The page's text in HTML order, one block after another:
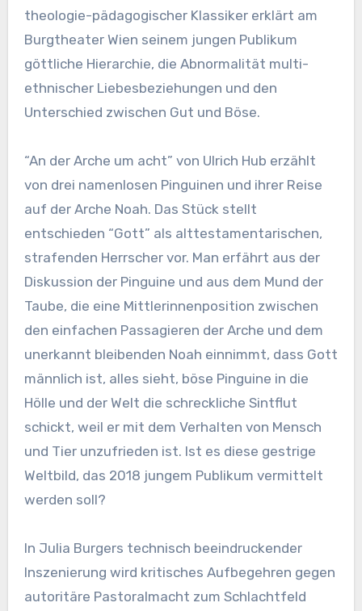
theologie-pädagogischer Klassiker erklärt am
Burgtheater Wien seinem jungen Publikum
göttliche Hierarchie, die Abnormalität multi-
ethnischer Liebesbeziehungen und den
Unterschied zwischen Gut und Böse.
“An der Arche um acht” von Ulrich Hub erzählt
von drei namenlosen Pinguinen und ihrer Reise
auf der Arche Noah. Das Stück stellt
entschieden “Gott” als alttestamentarischen,
strafenden Herrscher vor. Man erfährt aus der
Diskussion der Pinguine und aus dem Mund der
Taube, die eine Mittlerinnenposition zwischen
den einfachen Passagieren der Arche und dem
unerkannt bleibenden Noah einnimmt, dass Gott
männlich ist, alles sieht, böse Pinguine in die
Hölle und der Welt die schreckliche Sintflut
schickt, weil er mit dem Verhalten von Mensch
und Tier unzufrieden ist. Ist es diese gestrige
Weltbild, das 2018 jungem Publikum vermittelt
werden soll?
In Julia Burgers technisch beeindruckender
Inszenierung wird kritisches Aufbegehren gegen
autoritäre Pastoralmacht zum Schlachtfeld